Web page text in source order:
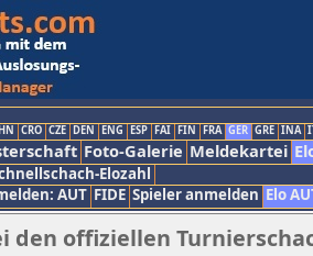
CRO CZE DEN ENG ESP FAI FIN FRA GER GRE INA
Foto-Galerie Meldekartei
Elozahl
AUT FIDE Spieler anmelden Elo
den offiziellen